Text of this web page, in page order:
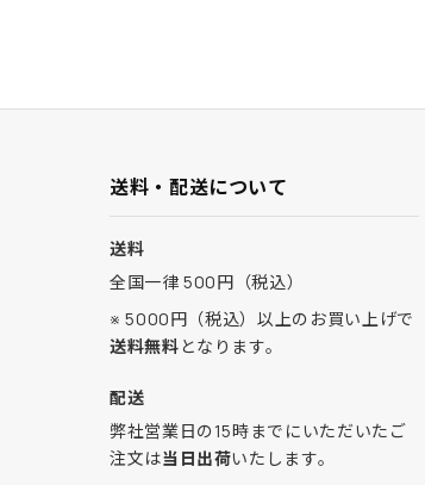
送料・配送について
送料
全国一律 500円（税込）
※ 5000円（税込）以上のお買い上げで
送料無料となります。
配送
弊社営業日の15時までにいただいたご
注文は当日出荷いたします。